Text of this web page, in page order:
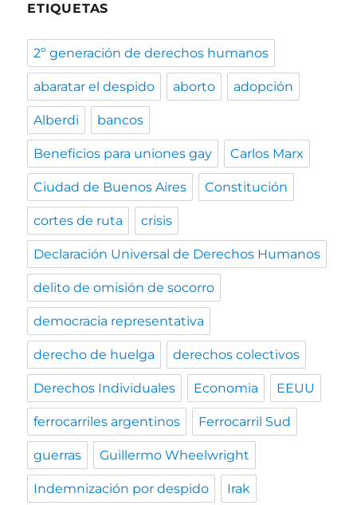
ETIQUETAS
2º generación de derechos humanos
abaratar el despido aborto adopción
Alberdi bancos
Beneficios para uniones gay Carlos Marx
Ciudad de Buenos Aires Constitución
cortes de ruta crisis
Declaración Universal de Derechos Humanos
delito de omisión de socorro
democracia representativa
derecho de huelga derechos colectivos
Derechos Individuales Economia EEUU
ferrocarriles argentinos Ferrocarril Sud
guerras Guillermo Wheelwright
Indemnización por despido Irak